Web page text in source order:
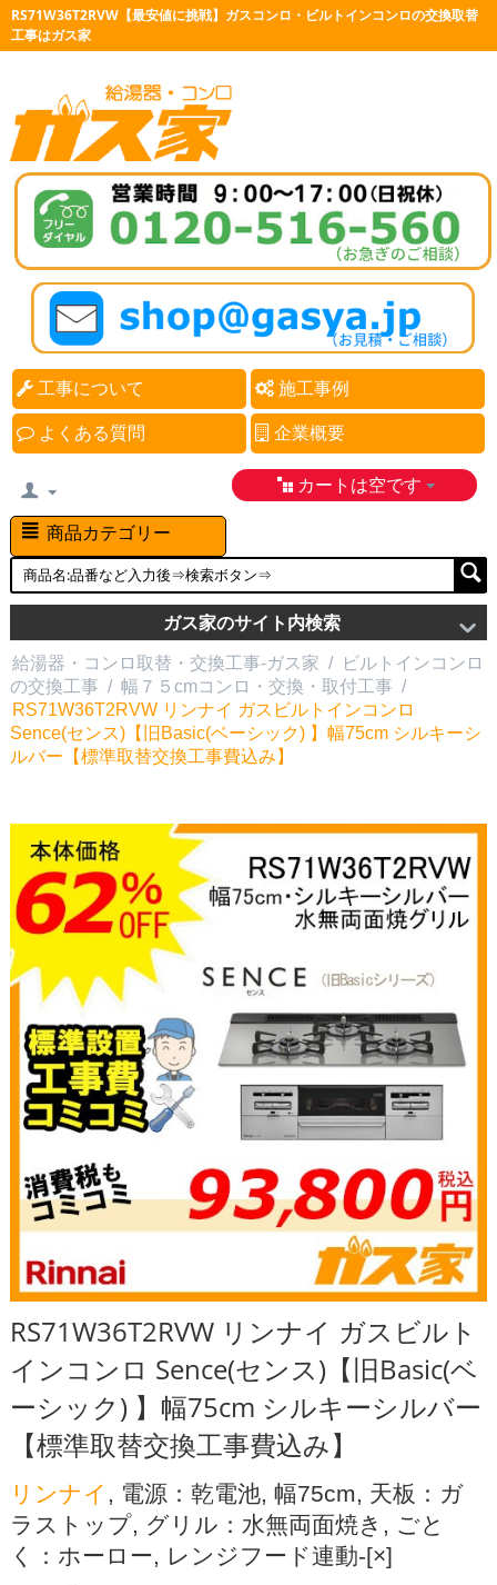
RS71W36T2RVW【最安値に挑戦】ガスコンロ・ビルトインコンロの交換取替
工事はガス家
工事について 施工事例
よくある質問 企業概要
カートは空です
商品カテゴリー
ガス家のサイト内検索
給湯器・コンロ取替・交換工事-ガス家 /
ビルトインコンロ
の交換工事 / 幅７５cmコンロ・交換・取付工事 /
RS71W36T2RVW リンナイ ガスビルトインコンロ
Sence(センス)【旧Basic(ベーシック) 】幅75cm シルキーシ
ルバー【標準取替交換工事費込み】
RS71W36T2RVW リンナイ ガスビルト
インコンロ Sence(センス)【旧Basic(ベ
ーシック) 】幅75cm シルキーシルバー
【標準取替交換工事費込み】
リンナイ , 電源：乾電池, 幅75cm, 天板：ガ
ラストップ, グリル：水無両面焼き, ごと
く：ホーロー, レンジフード連動-[×]